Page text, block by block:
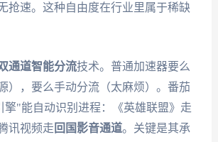
抢速。这种自由度在行业里属于稀缺
通道智能分流技术。普通加速器要么
），要么手动分流（太麻烦）。番茄
擎"能自动识别进程：《英雄联盟》走
讯视频走 回国影音通道。关键是其承